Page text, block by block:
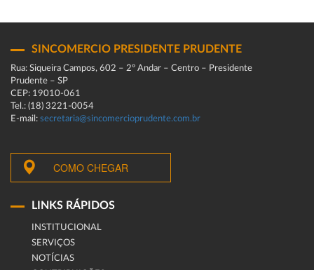
SINCOMERCIO PRESIDENTE PRUDENTE
Rua: Siqueira Campos, 602 – 2º Andar – Centro – Presidente
Prudente – SP
CEP: 19010-061
Tel.: (18) 3221-0054
E-mail: secretaria@sincomercioprudente.com.br
COMO CHEGAR
LINKS RÁPIDOS
INSTITUCIONAL
SERVIÇOS
NOTÍCIAS